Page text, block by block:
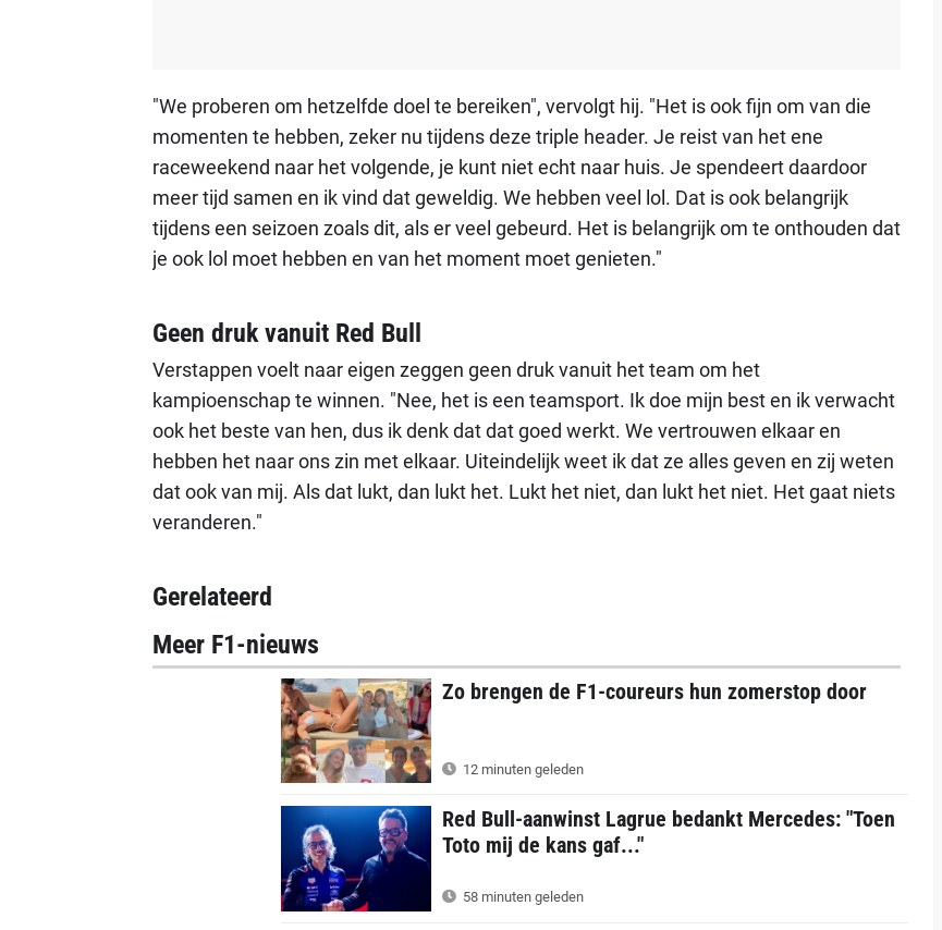
"We proberen om hetzelfde doel te bereiken", vervolgt hij. "Het is ook fijn om van die
momenten te hebben, zeker nu tijdens deze triple header. Je reist van het ene
raceweekend naar het volgende, je kunt niet echt naar huis. Je spendeert daardoor
meer tijd samen en ik vind dat geweldig. We hebben veel lol. Dat is ook belangrijk
tijdens een seizoen zoals dit, als er veel gebeurd. Het is belangrijk om te onthouden dat
je ook lol moet hebben en van het moment moet genieten."
Geen druk vanuit Red Bull
Verstappen voelt naar eigen zeggen geen druk vanuit het team om het
kampioenschap te winnen. "Nee, het is een teamsport. Ik doe mijn best en ik verwacht
ook het beste van hen, dus ik denk dat dat goed werkt. We vertrouwen elkaar en
hebben het naar ons zin met elkaar. Uiteindelijk weet ik dat ze alles geven en zij weten
dat ook van mij. Als dat lukt, dan lukt het. Lukt het niet, dan lukt het niet. Het gaat niets
veranderen."
Gerelateerd
Meer F1-nieuws
Zo brengen de F1-coureurs hun zomerstop door
12 minuten geleden
Red Bull-aanwinst Lagrue bedankt Mercedes: "Toen
Toto mij de kans gaf..."
58 minuten geleden